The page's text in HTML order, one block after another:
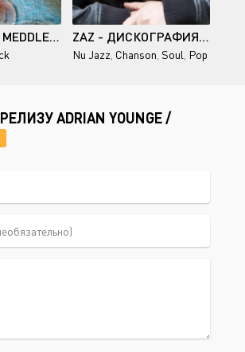
PINK FLOYD - MEDDLE - 1971 ZAZ - ДИСКОГРАФИЯ - 2010-2016
Nu Jazz Chanson Soul Pop
ADRIAN YOUNGE /